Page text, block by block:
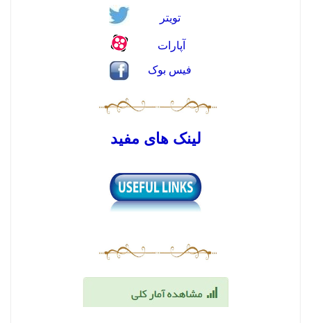
تویتر
آپارات
فیس بوک
لینک های مفید